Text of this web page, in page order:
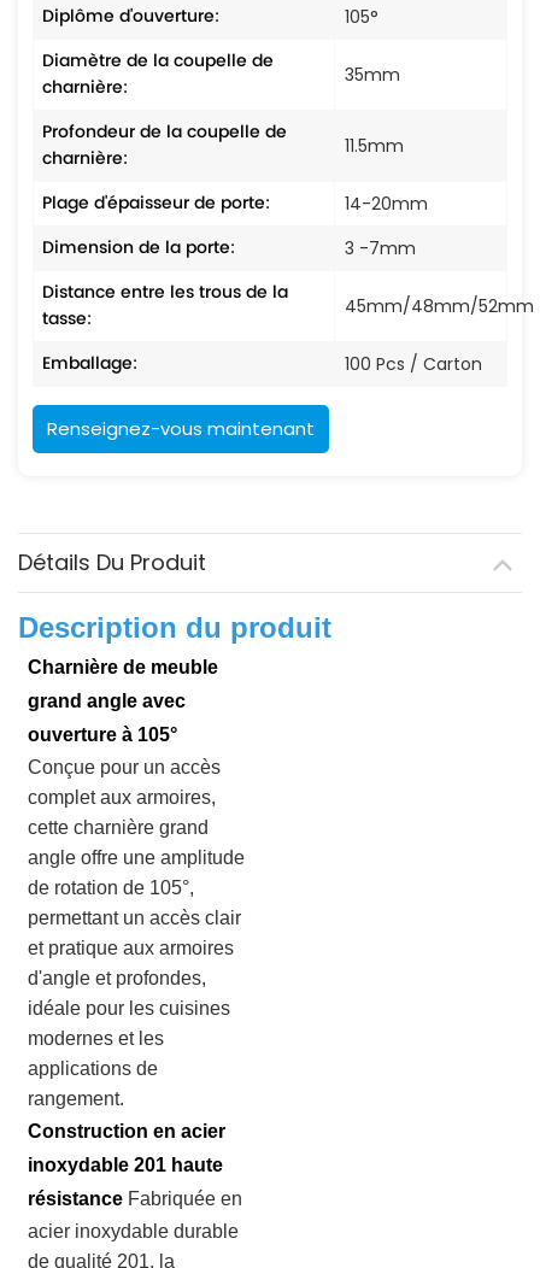
Diplôme d'ouverture: 105°
Diamètre de la coupelle de
charnière:
35mm
Profondeur de la coupelle de
charnière:
11.5mm
Plage d'épaisseur de porte: 14-20mm
Dimension de la porte: 3 -7mm
Distance entre les trous de la
tasse:
45mm/48mm/52mm
Emballage: 100 Pcs / Carton
Renseignez-vous maintenant
Détails Du Produit
Description du produit
Charnière de meuble
grand angle avec
ouverture à 105°
Conçue pour un accès
complet aux armoires,
cette charnière grand
angle offre une amplitude
de rotation de 105°,
permettant un accès clair
et pratique aux armoires
d'angle et profondes,
idéale pour les cuisines
modernes et les
applications de
rangement.
Construction en acier
inoxydable 201 haute
résistance Fabriquée en
acier inoxydable durable
de qualité 201, la